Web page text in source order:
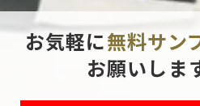
お気軽に無料サン
お願いしま